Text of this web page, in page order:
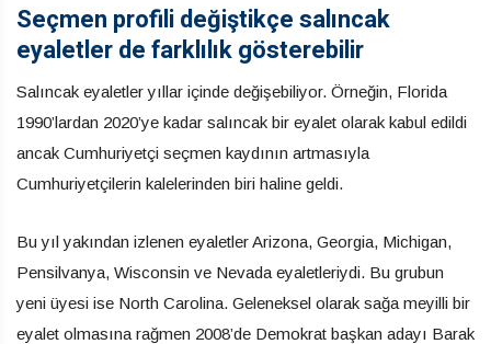
Seçmen profili değiştikçe salıncak
eyaletler de farklılık gösterebilir
Salıncak eyaletler yıllar içinde değişebiliyor. Örneğin, Florida
1990’lardan 2020’ye kadar salıncak bir eyalet olarak kabul edildi
ancak Cumhuriyetçi seçmen kaydının artmasıyla
Cumhuriyetçilerin kalelerinden biri haline geldi.
Bu yıl yakından izlenen eyaletler Arizona, Georgia, Michigan,
Pensilvanya, Wisconsin ve Nevada eyaletleriydi. Bu grubun
yeni üyesi ise North Carolina. Geleneksel olarak sağa meyilli bir
eyalet olmasına rağmen 2008’de Demokrat başkan adayı Barak